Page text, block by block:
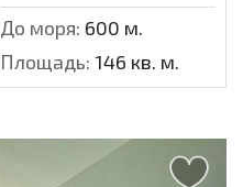
До моря: 600 м.
Площадь: 146 кв. м.